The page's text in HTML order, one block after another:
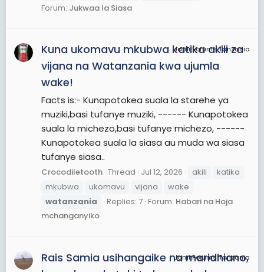
Forum: Jukwaa la Siasa
JamiiForums Tanzania
Kuna ukomavu mkubwa katika akili za
vijana na Watanzania kwa ujumla
wake!
Facts is:- Kunapotokea suala la starehe ya
muziki,basi tufanye muziki, ------ Kunapotokea
suala la michezo,basi tufanye michezo, ------
Kunapotokea suala la siasa au muda wa siasa
tufanye siasa..
Crocodiletooth Thread Jul 12, 2026 akili
katika
mkubwa
ukomavu vijana
wake
watanzania
Replies: 7 Forum: Habari na Hoja
mchanganyiko
JamiiForums Tanzania
Rais Samia usihangaike na maridhiano,